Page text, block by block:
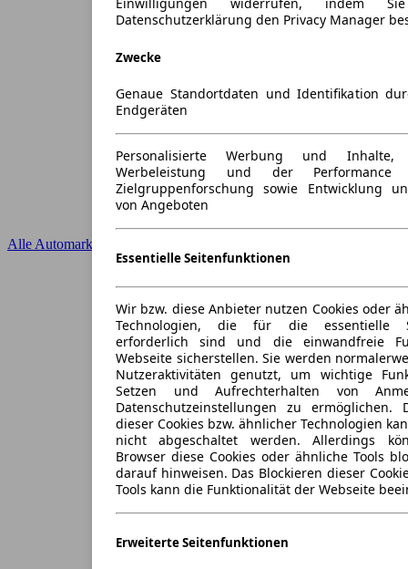
Einwilligungen widerrufen, indem
Datenschutzerklärung den Privacy Manager
Zwecke
Genaue Standortdaten und Identifikation
Endgeräten
Personalisierte Werbung und Inhalte,
Werbeleistung und der
Zielgruppenforschung sowie Entwicklung
von Angeboten
Essentielle Seitenfunktionen
Wir bzw. diese Anbieter nutzen Cookies oder
Technologien, die für die essentielle
erforderlich sind und die einwandfreie
Webseite sicherstellen. Sie werden
Nutzeraktivitäten genutzt, um wichtige
Setzen und Aufrechterhalten von
Datenschutzeinstellungen zu ermöglichen.
dieser Cookies bzw. ähnlicher Technologien
nicht abgeschaltet werden. Allerdings
Browser diese Cookies oder ähnliche Tools
darauf hinweisen. Das Blockieren dieser
Tools kann die Funktionalität der Webseite
Erweiterte Seitenfunktionen
Alle Automarken